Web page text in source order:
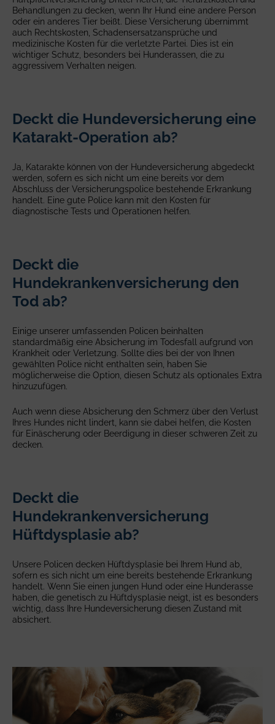
Behandlungen zu decken, wenn Ihr Hund eine andere Person
oder ein anderes Tier beißt. Diese Versicherung übernimmt
auch Rechtskosten, Schadensersatzansprüche und
medizinische Kosten für die verletzte Partei. Dies ist ein
wichtiger Schutz, besonders bei Hunderassen, die zu
aggressivem Verhalten neigen.
Deckt die Hundeversicherung eine
Katarakt-Operation ab?
Ja, Katarakte können von der Hundeversicherung abgedeckt
werden, sofern es sich nicht um eine bereits vor dem
Abschluss der Versicherungspolice bestehende Erkrankung
handelt. Eine gute Police kann mit den Kosten für
diagnostische Tests und Operationen helfen.
Deckt die
Hundekrankenversicherung den
Tod ab?
Einige unserer umfassenden Policen beinhalten
standardmäßig eine Absicherung im Todesfall aufgrund von
Krankheit oder Verletzung. Sollte dies bei der von Ihnen
gewählten Police nicht enthalten sein, haben Sie
möglicherweise die Option, diesen Schutz als optionales Extra
hinzuzufügen.
Auch wenn diese Absicherung den Schmerz über den Verlust
Ihres Hundes nicht lindert, kann sie dabei helfen, die Kosten
für Einäscherung oder Beerdigung in dieser schweren Zeit zu
decken.
Deckt die
Hundekrankenversicherung
Hüftdysplasie ab?
Unsere Policen decken Hüftdysplasie bei Ihrem Hund ab,
sofern es sich nicht um eine bereits bestehende Erkrankung
handelt. Wenn Sie einen jungen Hund oder eine Hunderasse
haben, die genetisch zu Hüftdysplasie neigt, ist es besonders
wichtig, dass Ihre Hundeversicherung diesen Zustand mit
absichert.